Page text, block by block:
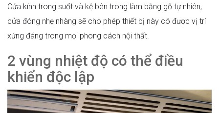
Cửa kính trong suốt và kệ bên trong làm bằng gỗ tự nhiên,
cửa đóng nhẹ nhàng sẽ cho phép thiết bị này có được vị trí
xứng đáng trong mọi phong cách nội thất.
2 vùng nhiệt độ có thể điều
khiển độc lập